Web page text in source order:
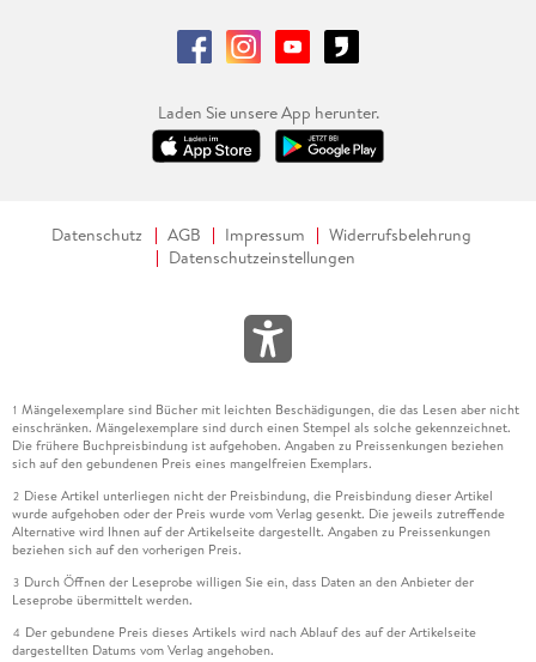
Laden Sie unsere App herunter.
Datenschutz AGB Impressum
Widerrufsbelehrung
Datenschutzeinstellungen
1 Mängelexemplare sind Bücher mit leichten Beschädigungen, die das Lesen aber nicht
einschränken. Mängelexemplare sind durch einen Stempel als solche gekennzeichnet.
Die frühere Buchpreisbindung ist aufgehoben. Angaben zu Preissenkungen beziehen
sich auf den gebundenen Preis eines mangelfreien Exemplars.
2 Diese Artikel unterliegen nicht der Preisbindung, die Preisbindung dieser Artikel
wurde aufgehoben oder der Preis wurde vom Verlag gesenkt. Die jeweils zutreffende
Alternative wird Ihnen auf der Artikelseite dargestellt. Angaben zu Preissenkungen
beziehen sich auf den vorherigen Preis.
3 Durch Öffnen der Leseprobe willigen Sie ein, dass Daten an den Anbieter der
Leseprobe übermittelt werden.
4 Der gebundene Preis dieses Artikels wird nach Ablauf des auf der Artikelseite
dargestellten Datums vom Verlag angehoben.